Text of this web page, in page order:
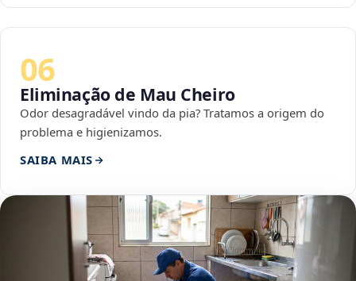
06
Eliminação de Mau Cheiro
Odor desagradável vindo da pia? Tratamos a origem do
problema e higienizamos.
SAIBA MAIS